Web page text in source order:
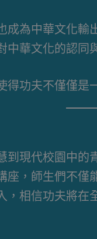
成為中華文化
華文化的認同
功夫不僅僅是
現代校園中
，師生們不
相信功夫將